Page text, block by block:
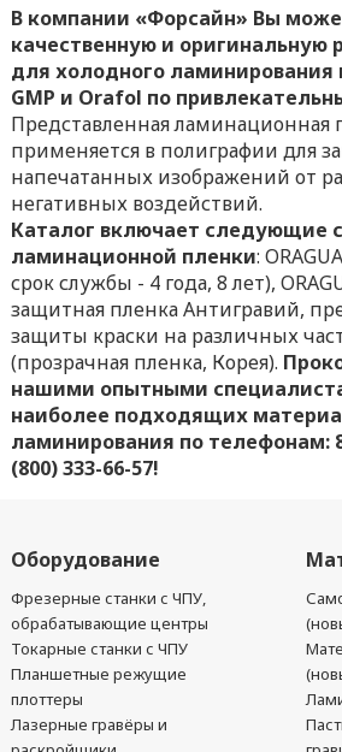
В компании «Форсайн» Вы
качественную и оригинальную
для холодного ламинирования
GMP и Orafol по
Представленная ламинационная
применяется в полиграфии для
напечатанных изображений от
негативных воздействий.
Каталог включает следующие
ламинационной пленки:
срок службы - 4 года, 8 лет),
защитная пленка Антигравий,
защиты краски на различных
(прозрачная пленка, Корея).
нашими опытными
наиболее подходящих
ламинирования по телефонам: 8
(800) 333-66-57!
Оборудование
Фрезерные станки с ЧПУ,
обрабатывающие центры
Токарные станки с ЧПУ
Планшетные режущие
плоттеры
Лазерные гравёры и